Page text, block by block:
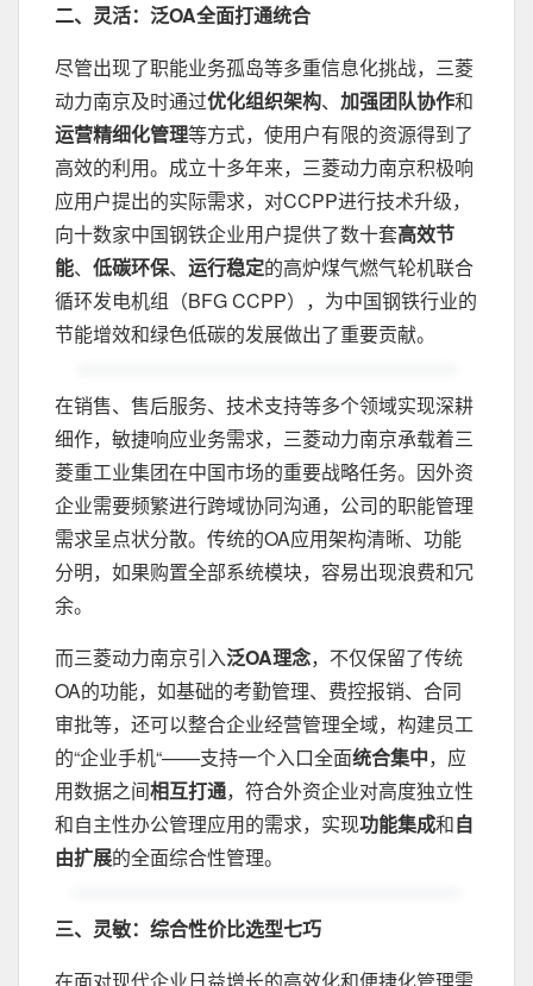
二、灵活：泛OA全面打通统合
尽管出现了职能业务孤岛等多重信息化挑战，三菱
动力南京及时通过优化组织架构、 加强团队协作和
运营精细化管理等方式，使用户有限的资源得到了
高效的利用。成立十多年来，三菱动力南京积极响
应用户提出的实际需求，对CCPP进行技术升级，
向十数家中国钢铁企业用户提供了数十套高效节
能、 低碳环保、 运行稳定的高炉煤气燃气轮机联合
循环发电机组（BFG CCPP），为中国钢铁行业的
节能增效和绿色低碳的发展做出了重要贡献。
在销售、售后服务、技术支持等多个领域实现深耕
细作，敏捷响应业务需求，三菱动力南京承载着三
菱重工业集团在中国市场的重要战略任务。因外资
企业需要频繁进行跨域协同沟通，公司的职能管理
需求呈点状分散。传统的OA应用架构清晰、功能
分明，如果购置全部系统模块，容易出现浪费和冗
余。
而三菱动力南京引入泛OA理念，不仅保留了传统
OA的功能，如基础的考勤管理、费控报销、合同
审批等，还可以整合企业经营管理全域，构建员工
的“企业手机“——支持一个入口全面统合集中，应
用数据之间相互打通，符合外资企业对高度独立性
和自主性办公管理应用的需求，实现功能集成和自
由扩展的全面综合性管理。
三、灵敏：综合性价比选型七巧